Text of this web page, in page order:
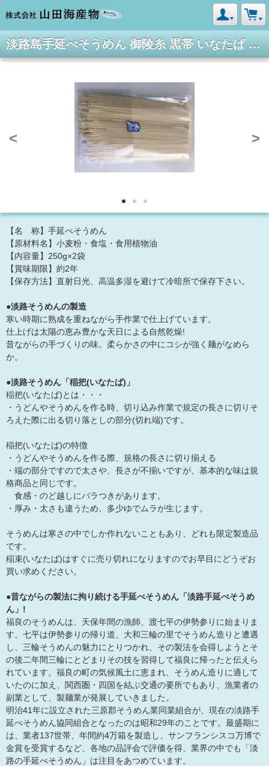
淡路島手延べそうめん 御陵糸 黒帯 いなたば 250g
< >
【名 称】手延べそうめん
【原材料名】小麦粉・食塩・食用植物油
【内容量】250g×2袋
【賞味期限】約2年
【保存方法】直射日光、高温多湿を避けて冷暗所で保存下さい。
●淡路そうめんの製造
寒い時期に熟成を重ねながら手作業で仕上げています。
仕上げは太陽の恵み豊かな天日による自然乾燥!
昔ながらの手づくりの味。柔らかさの中にコシが強く麺がなめら
か。
●淡路そうめん「稲把(いなたば)」
稲把(いなたば)とは・・・
・うどんやそうめんを作る時、切り込み作業で規定の長さに切りそ
ろえた際に出る切り落としの部分(切れ端)です。
稲把(いなたば)の特徴
・うどんやそうめんを作る際、規格の長さに切り揃える
・端の部分ですので太さや、長さが不揃いですが、基本的な味は規
格商品と同じです。
食感・のど越しにバラつきがあります。
・厚み・太さも違うため、多少ゆでムラが生じます。
そうめんは寒さの中でしか作れないこともあり、どれも限定製造品
です。
稲束(いなたば)はすぐに売り切れになりますのでお早目にどうぞお
買い求めください。
●昔ながらの製法に拘り続ける手延べそうめん「淡路手延べそうめ
ん」!
福良のそうめんは、天保年間の漁師、渡七平の伊勢参りに始まりま
す。七平は伊勢参りの帰り道、大和三輪の里でそうめん造りと遭遇
し、三輪そうめんの魅力にとりつかれ、その製法を会得しようとそ
の後二年間三輪にとどまりその技を習得して福良に帰ったと伝えら
れています。福良の町の気候風土に恵まれ、そうめん造りに適して
いたのに加え、関西圏・四国を結ぶ交通の要所でもあり、漁業者の
副業として、製麺業が発展していきました。
明治41年に設立された三原郡そうめん業同業組合が、現在の淡路手
延べそうめん協同組合となったのは昭和29年のことです。最盛期に
は、業者137世帯、年間約4万箱を製造し、サンフランシスコ万博で
金賞を受賞するなど、各地の品評会で評価を得、業界の中でも「淡
路の手延べそうめん」は注目をあつめています。